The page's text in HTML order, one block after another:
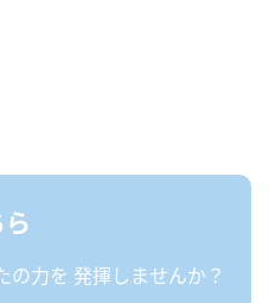
の力を 発揮しませんか？